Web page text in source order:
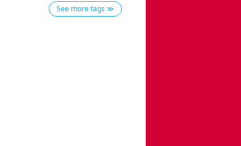
See more tags ≫